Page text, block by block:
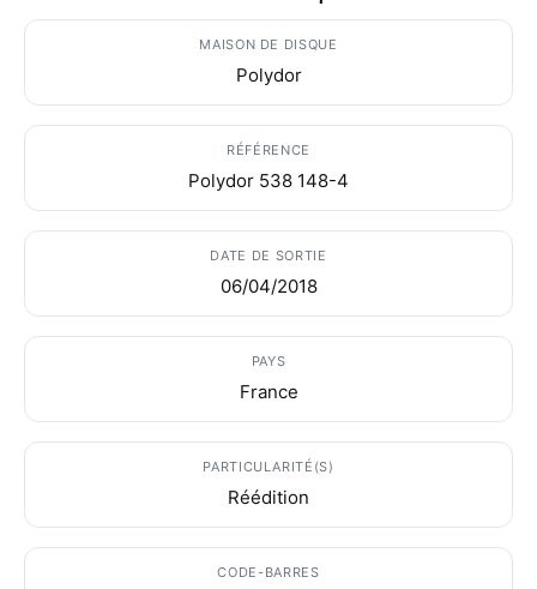
MAISON DE DISQUE
Polydor
RÉFÉRENCE
Polydor 538 148-4
DATE DE SORTIE
06/04/2018
PAYS
France
PARTICULARITÉ(S)
Réédition
CODE-BARRES